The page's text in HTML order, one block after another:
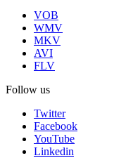
VOB
WMV
MKV
AVI
FLV
Follow us
Twitter
Facebook
YouTube
Linkedin